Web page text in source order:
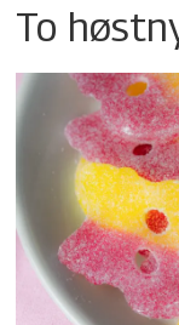
To